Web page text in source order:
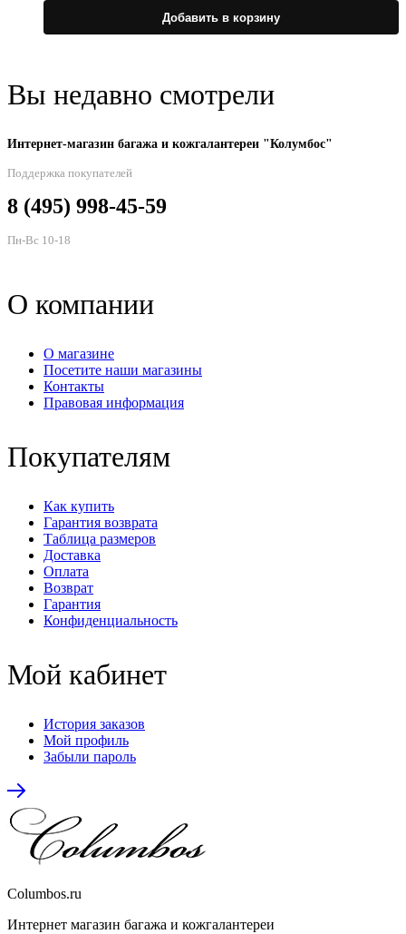
Добавить в корзину
Вы недавно смотрели
Интернет-магазин багажа и кожгалантереи "Колумбос"
Поддержка покупателей
8 (495) 998-45-59
Пн-Вс 10-18
О компании
О магазине
Посетите наши магазины
Контакты
Правовая информация
Покупателям
Как купить
Гарантия возврата
Таблица размеров
Доставка
Оплата
Возврат
Гарантия
Конфиденциальность
Мой кабинет
История заказов
Мой профиль
Забыли пароль
Columbos.ru
Интернет магазин багажа и кожгалантереи